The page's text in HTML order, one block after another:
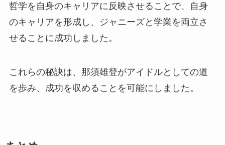
哲学を自身のキャリアに反映させることで、自身
のキャリアを形成し、ジャニーズと学業を両立さ
せることに成功しました。
これらの秘訣は、那須雄登がアイドルとしての道
を歩み、成功を収めることを可能にしました。